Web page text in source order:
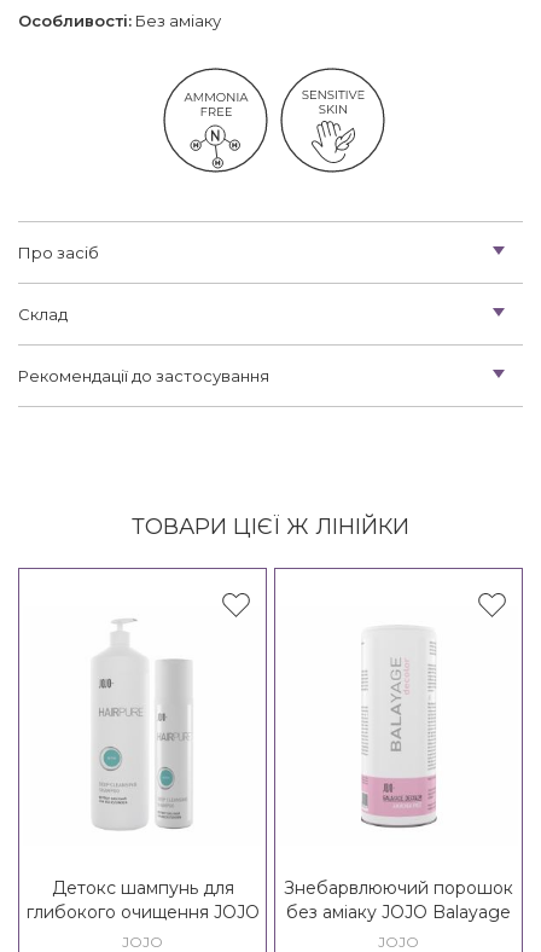
Особливості: Без аміаку
Про засіб
Склад
Рекомендації до застосування
ТОВАРИ ЦІЄЇ Ж ЛІНІЙКИ
Детокс шампунь для
глибокого очищення JOJO
Detox Deep Cleansing
JOJO
Знебарвлюючий порошок
без аміаку JOJO Balayage
System Decolor
JOJO